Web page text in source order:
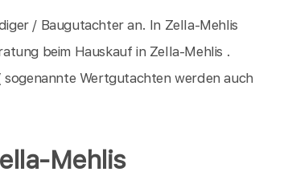
/ Baugutachter an. In Zella-Mehlis
beim Hauskauf in Zella-Mehlis .
Wertgutachten werden auch
Mehlis